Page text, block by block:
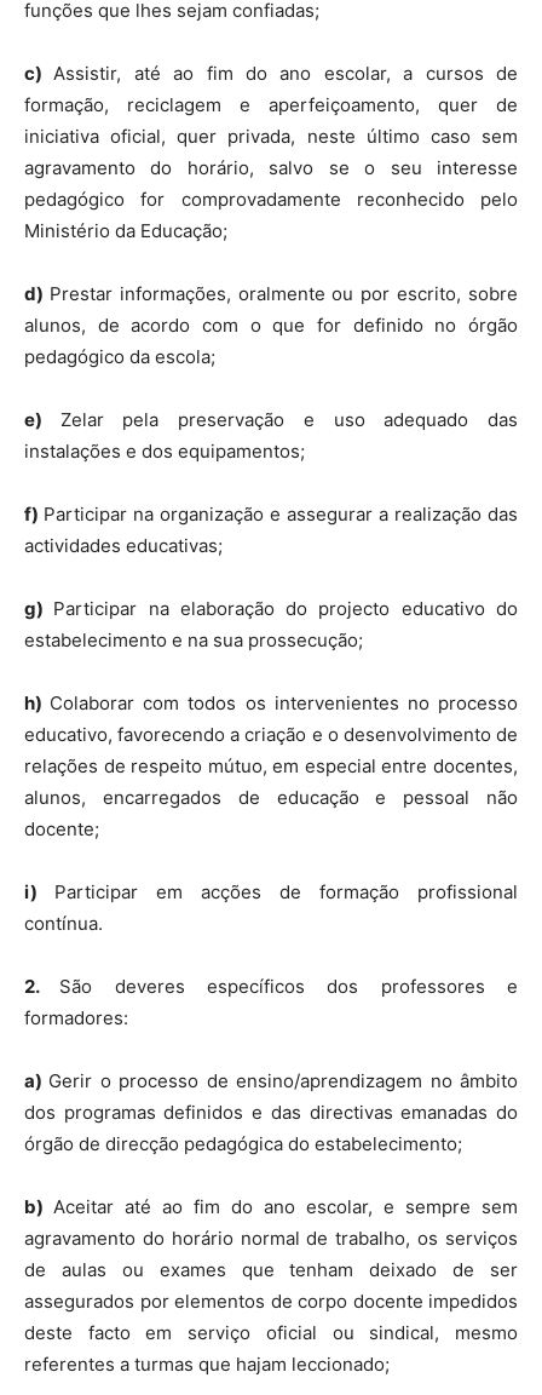
funções que lhes sejam confiadas;
c)Assistir, até ao fim do ano escolar, a cursos de
formação, reciclagem e aperfeiçoamento, quer de
iniciativa oficial, quer privada, neste último caso sem
agravamento do horário, salvo se o seu interesse
pedagógico for comprovadamente reconhecido pelo
Ministério da Educação;
d) Prestar informações, oralmente ou por escrito, sobre
alunos, de acordo com o que for definido no órgão
pedagógico da escola;
e) Zelar pela preservação e uso adequado das
instalações e dos equipamentos;
f) Participar na organização e assegurar a realização das
actividades educativas;
g) Participar na elaboração do projecto educativo do
estabelecimento e na sua prossecução;
h) Colaborar com todos os intervenientes no processo
educativo, favorecendo a criação e o desenvolvimento de
relações de respeito mútuo, em especial entre docentes,
alunos, encarregados de educação e pessoal não
docente;
i) Participar em acções de formação profissional
contínua.
2. São deveres específicos dos professores e
formadores:
a) Gerir o processo de ensino/aprendizagem no âmbito
dos programas definidos e das directivas emanadas do
órgão de direcção pedagógica do estabelecimento;
b) Aceitar até ao fim do ano escolar, e sempre sem
agravamento do horário normal de trabalho, os serviços
de aulas ou exames que tenham deixado de ser
assegurados por elementos de corpo docente impedidos
deste facto em serviço oficial ou sindical, mesmo
referentes a turmas que hajam leccionado;